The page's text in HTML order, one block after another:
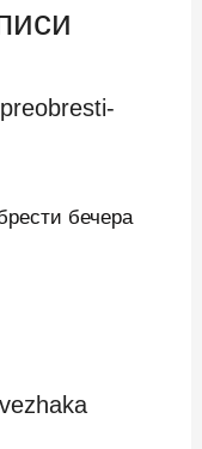
бечера